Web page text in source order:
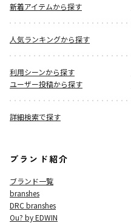
新着アイテムから探す
人気ランキングから探す
利用シーンから探す
ユーザー投稿から探す
詳細検索で探す
ブランド紹介
ブランド一覧
branshes
DRC branshes
Ou? by EDWIN